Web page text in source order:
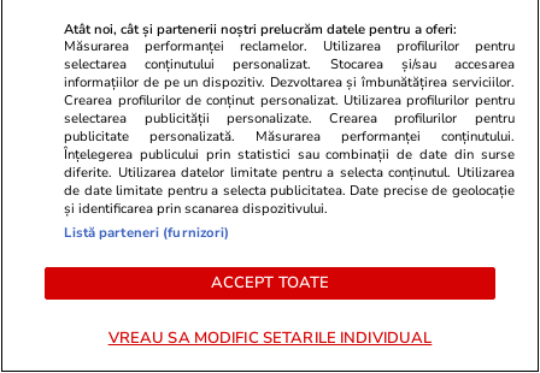
stabilității
Bani și Afaceri 03 aug.
Cine poate retrage banii din
contul unei persoane decedate
Atât noi, cât și partenerii noștri prelucrăm datele pentru a oferi:
Măsurarea performanței reclamelor. Utilizarea profilurilor pentru
selectarea conținutului personalizat. Stocarea și/sau accesarea
informațiilor de pe un dispozitiv. Dezvoltarea și îmbunătățirea serviciilor.
Crearea profilurilor de conținut personalizat. Utilizarea profilurilor pentru
selectarea publicității personalizate. Crearea profilurilor pentru
publicitate personalizată. Măsurarea performanței conținutului.
Înțelegerea publicului prin statistici sau combinații de date din surse
diferite. Utilizarea datelor limitate pentru a selecta conținutul. Utilizarea
de date limitate pentru a selecta publicitatea. Date precise de geolocație
și identificarea prin scanarea dispozitivului.
Listă parteneri (furnizori)
ACCEPT TOATE
VREAU SA MODIFIC SETARILE INDIVIDUAL